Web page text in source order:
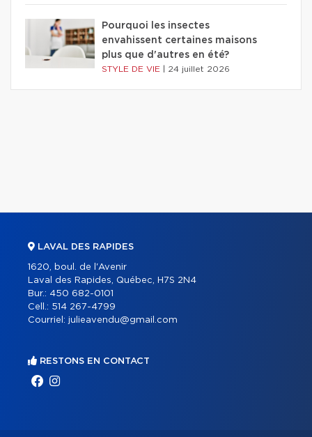
Pourquoi les insectes
envahissent certaines maisons
plus que d'autres en été?
STYLE DE VIE 24 juillet 2026
LAVAL DES RAPIDES
1620, boul. de l'Avenir
Laval des Rapides, Québec, H7S 2N4
Bur.: 450 682-0101
Cell.: 514 267-4799
Courriel: julieavendu@gmail.com
RESTONS EN CONTACT